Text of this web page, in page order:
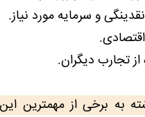
و سرمایه مورد نیاز.
تجارب دیگران.
به برخی از مهمترین این